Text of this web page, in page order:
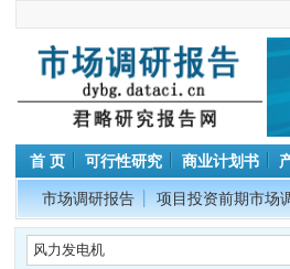
首 页 可行性研究 商业计划书
市场调研报告 项目投资前期市场